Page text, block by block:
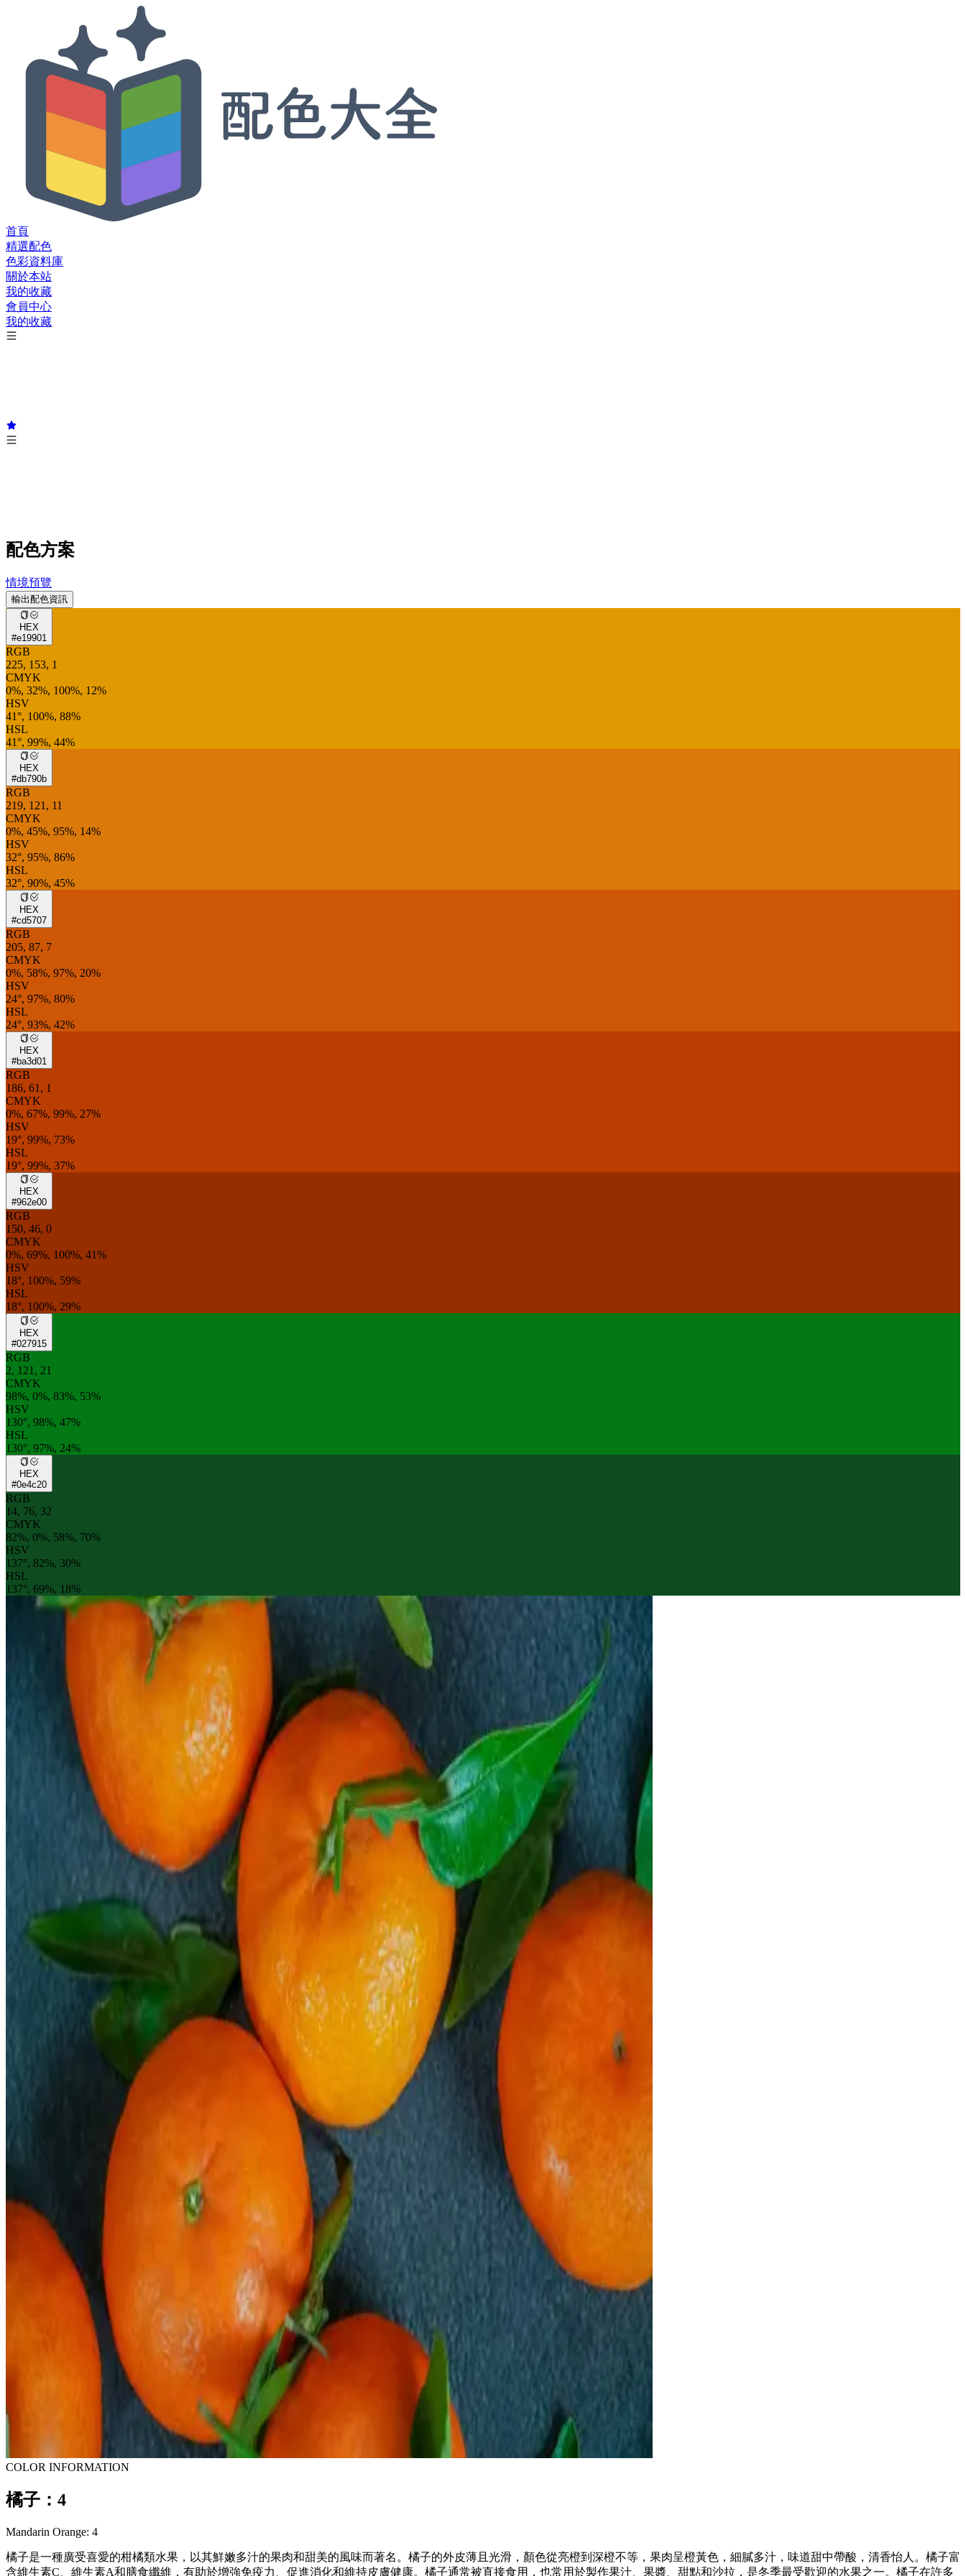
首頁
精選配色
色彩資料庫
關於本站
我的收藏
會員中心
我的收藏
配色方案
情境預覽
輸出配色資訊
HEX
#e19901
RGB
225, 153, 1
CMYK
0%, 32%, 100%, 12%
HSV
41°, 100%, 88%
HSL
41°, 99%, 44%
HEX
#db790b
RGB
219, 121, 11
CMYK
0%, 45%, 95%, 14%
HSV
32°, 95%, 86%
HSL
32°, 90%, 45%
HEX
#cd5707
RGB
205, 87, 7
CMYK
0%, 58%, 97%, 20%
HSV
24°, 97%, 80%
HSL
24°, 93%, 42%
HEX
#ba3d01
RGB
186, 61, 1
CMYK
0%, 67%, 99%, 27%
HSV
19°, 99%, 73%
HSL
19°, 99%, 37%
HEX
#962e00
RGB
150, 46, 0
CMYK
0%, 69%, 100%, 41%
HSV
18°, 100%, 59%
HSL
18°, 100%, 29%
HEX
#027915
RGB
2, 121, 21
CMYK
98%, 0%, 83%, 53%
HSV
130°, 98%, 47%
HSL
130°, 97%, 24%
HEX
#0e4c20
RGB
14, 76, 32
CMYK
82%, 0%, 58%, 70%
HSV
137°, 82%, 30%
HSL
137°, 69%, 18%
COLOR INFORMATION
橘子：4
Mandarin Orange: 4
橘子是一種廣受喜愛的柑橘類水果，以其鮮嫩多汁的果肉和甜美的風味而著名。橘子的外皮薄且光滑，顏色從亮橙到深橙不等，果肉呈橙黃色，細膩多汁，味道甜中帶酸，清香怡人。橘子富
含維生素C、維生素A和膳食纖維，有助於增強免疫力、促進消化和維持皮膚健康。橘子通常被直接食用，也常用於製作果汁、果醬、甜點和沙拉，是冬季最受歡迎的水果之一。橘子在許多